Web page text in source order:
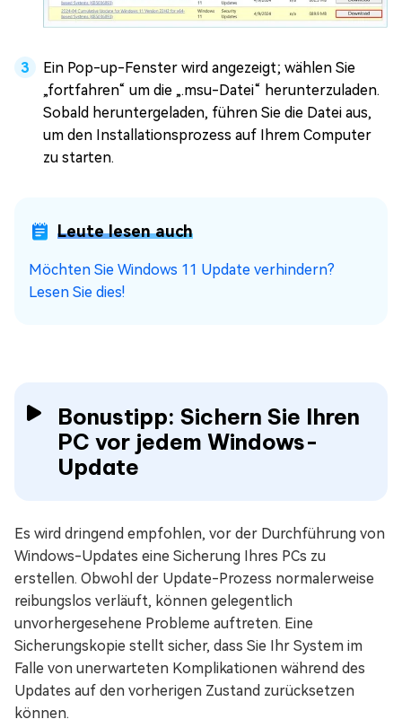
Ein Pop-up-Fenster wird angezeigt; wählen Sie
„fortfahren“ um die „.msu-Datei“ herunterzuladen.
Sobald heruntergeladen, führen Sie die Datei aus,
um den Installationsprozess auf Ihrem Computer
zu starten.
Leute lesen auch
Möchten Sie Windows 11 Update verhindern?
Lesen Sie dies!
Bonustipp: Sichern Sie Ihren
PC vor jedem Windows-
Update
Es wird dringend empfohlen, vor der Durchführung von
Windows-Updates eine Sicherung Ihres PCs zu
erstellen. Obwohl der Update-Prozess normalerweise
reibungslos verläuft, können gelegentlich
unvorhergesehene Probleme auftreten. Eine
Sicherungskopie stellt sicher, dass Sie Ihr System im
Falle von unerwarteten Komplikationen während des
Updates auf den vorherigen Zustand zurücksetzen
können.